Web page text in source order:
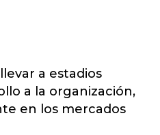
a estadios
a la organización,
en los mercados